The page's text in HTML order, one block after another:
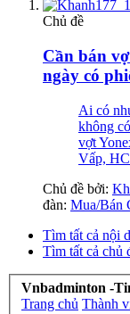
Chủ đề
Cần bán
ngày có
Ai có
không
vợt
Vấp,
Chủ đề bởi:
đàn: Mua/Bán
Tìm tất cả nội
Tìm tất cả chủ
Vnbadminton -
Trang chủ Thành